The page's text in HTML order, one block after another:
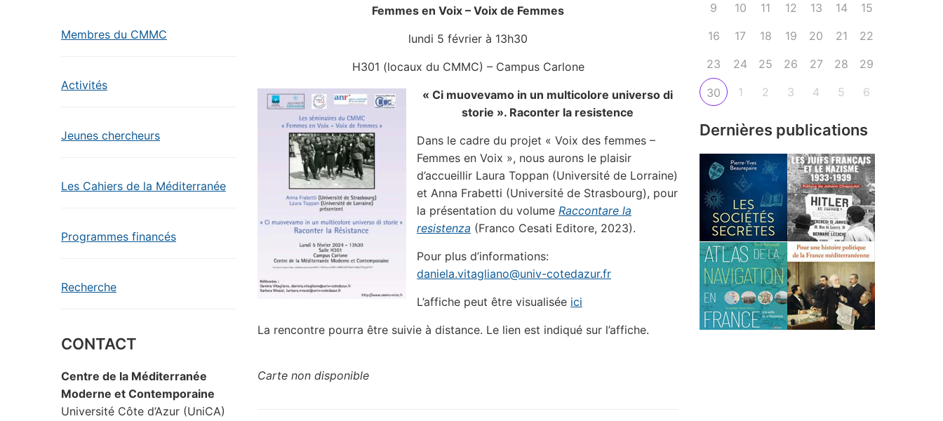
Membres du CMMC
Activités
Jeunes chercheurs
Les Cahiers de la Méditerranée
Programmes financés
Recherche
CONTACT
Centre de la Méditerranée
Moderne et Contemporaine
Université Côte d’Azur (UniCA)
Femmes en Voix – Voix de Femmes
lundi 5 février à 13h30
H301 (locaux du CMMC) – Campus Carlone
« Ci muovevamo in un multicolore universo di
storie ». Raconter la resistence
Dans le cadre du projet « Voix des femmes –
Femmes en Voix », nous aurons le plaisir
d’accueillir Laura Toppan (Université de Lorraine)
et Anna Frabetti (Université de Strasbourg), pour
la présentation du volume Raccontare la
resistenza (Franco Cesati Editore, 2023).
Pour plus d’informations:
daniela.vitagliano@univ-cotedazur.fr
L’affiche peut être visualisée ici
La rencontre pourra être suivie à distance. Le lien est indiqué sur l’affiche.
Carte non disponible
9
10 11 12 13 14
15
16
17 18 19 20 21
22
23
24 25 26 27 28 29
30 1 2 3 4 5 6
Dernières publications